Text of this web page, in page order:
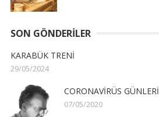
SON GÖNDERILER
KARABÜK TRENİ
29/05/2024
CORONAVİRÜS GÜNLERİ
07/05/2020